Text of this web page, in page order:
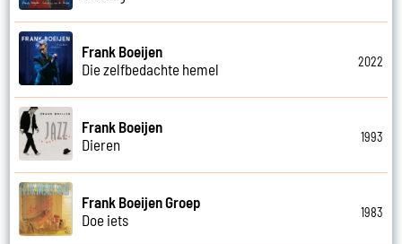
Frank Boeijen
Die zelfbedachte hemel
2022
Frank Boeijen
Dieren
1993
Frank Boeijen Groep
Doe iets
1983